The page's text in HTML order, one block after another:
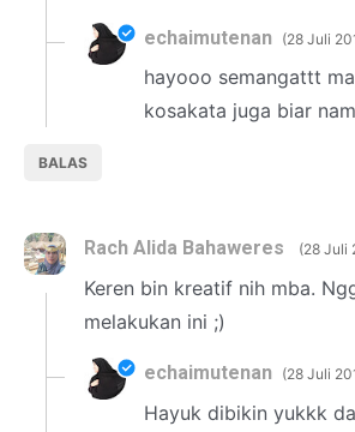
BALAS
echaimutenan 28 Juli
hayooo semangattt
kosakata juga biar
Rach Alida Bahaweres 28 Juli
Keren bin kreatif nih mba.
melakukan ini ;)
echaimutenan 28 Juli
Hayuk dibikin yukkk